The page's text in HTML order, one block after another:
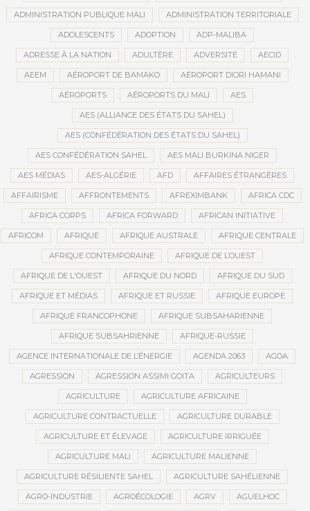
ADMINISTRATION PUBLIQUE MALI ADMINISTRATION TERRITORIALE
ADOLESCENTS ADOPTION ADP-MALIBA
ADRESSE À LA NATION ADULTÈRE ADVERSITÉ AECID
AEEM AÉROPORT DE BAMAKO AÉROPORT DIORI HAMANI
AÉROPORTS AÉROPORTS DU MALI AES
AES (ALLIANCE DES ÉTATS DU SAHEL)
AES (CONFÉDÉRATION DES ÉTATS DU SAHEL)
AES CONFÉDÉRATION SAHEL AES MALI BURKINA NIGER
AES MÉDIAS AES-ALGÉRIE AFD AFFAIRES ÉTRANGÈRES
AFFAIRISME AFFRONTEMENTS AFREXIMBANK AFRICA CDC
AFRICA CORPS AFRICA FORWARD AFRICAN INITIATIVE
AFRICOM AFRIQUE AFRIQUE AUSTRALE AFRIQUE CENTRALE
AFRIQUE CONTEMPORAINE AFRIQUE DE L’OUEST
AFRIQUE DE L'OUEST AFRIQUE DU NORD AFRIQUE DU SUD
AFRIQUE ET MÉDIAS AFRIQUE ET RUSSIE AFRIQUE EUROPE
AFRIQUE FRANCOPHONE AFRIQUE SUBSAHARIENNE
AFRIQUE SUBSAHRIENNE AFRIQUE-RUSSIE
AGENCE INTERNATIONALE DE L’ÉNERGIE AGENDA 2063 AGOA
AGRESSION AGRESSION ASSIMI GOITA AGRICULTEURS
AGRICULTURE AGRICULTURE AFRICAINE
AGRICULTURE CONTRACTUELLE AGRICULTURE DURABLE
AGRICULTURE ET ÉLEVAGE AGRICULTURE IRRIGUÉE
AGRICULTURE MALI AGRICULTURE MALIENNE
AGRICULTURE RÉSILIENTE SAHEL AGRICULTURE SAHÉLIENNE
AGRO-INDUSTRIE AGROÉCOLOGIE AGRV AGUELHOC